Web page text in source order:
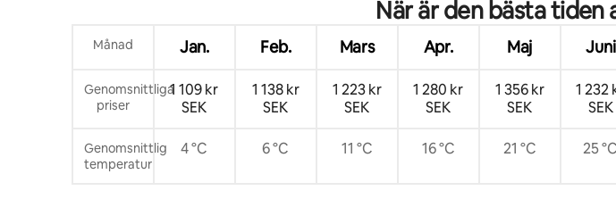
När är den bästa tiden
Månad Jan. Feb. Mars Apr. Maj Juni
Genomsnittliga
priser
1 109 kr
SEK
1 138 kr
SEK
1 223 kr
SEK
1 280 kr
SEK
1 356 kr
SEK
1 232
SEK
Genomsnittlig
temperatur
4 °C 6 °C 11 °C 16 °C 21 °C 25 °C